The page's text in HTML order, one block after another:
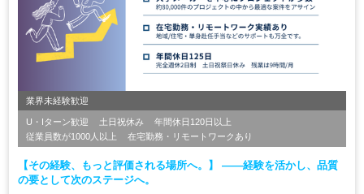
業界未経験歓迎
U・Iターン歓迎 土日祝休み
年間休日120日以上
従業員数が1000人以上
在宅勤務・リモートワークあり
【その経験、もっと評価される場所へ。】 ――経験を活かし、品質
の要として次のステージへ。